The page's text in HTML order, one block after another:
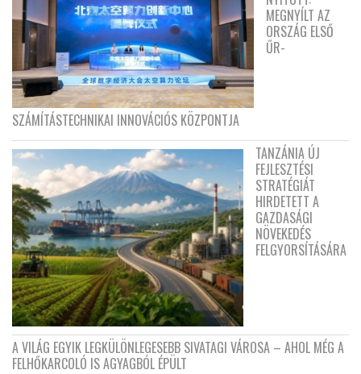
MEGNYÍLT AZ
ORSZÁG ELSŐ
ŰR-
SZÁMÍTÁSTECHNIKAI INNOVÁCIÓS KÖZPONTJA
TANZÁNIA ÚJ
FEJLESZTÉSI
STRATÉGIÁT
HIRDETETT A
GAZDASÁGI
NÖVEKEDÉS
FELGYORSÍTÁSÁRA
A VILÁG EGYIK LEGKÜLÖNLEGESEBB SIVATAGI VÁROSA – AHOL MÉG A
FELHŐKARCOLÓ IS AGYAGBÓL ÉPÜLT